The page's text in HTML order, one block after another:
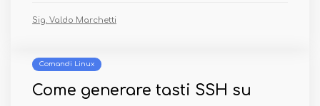
Sig. Valdo Marchetti
Comandi Linux
Come generare tasti SSH su